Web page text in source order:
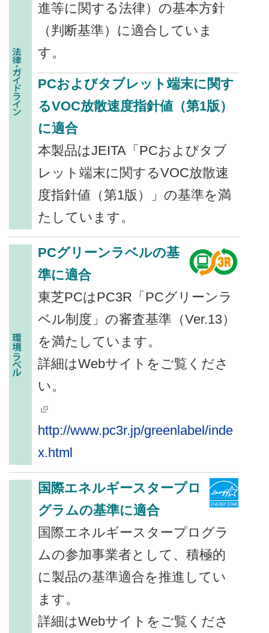
進等に関する法律）の基本方針
（判断基準）に適合していま
す。
PCおよびタブレット端末に関す
るVOC放散速度指針値（第1版）
に適合
本製品はJEITA「PCおよびタブ
レット端末に関するVOC放散速
度指針値（第1版）」の基準を満
たしています。
PCグリーンラベルの基
準に適合
東芝PCはPC3R「PCグリーンラ
ベル制度」の審査基準（Ver.13）
を満たしています。
詳細はWebサイトをご覧くださ
い。
http://www.pc3r.jp/greenlabel/inde
x.html
国際エネルギースタープロ
グラムの基準に適合
国際エネルギースタープログラ
ムの参加事業者として、積極的
に製品の基準適合を推進してい
ます。
詳細はWebサイトをご覧くださ